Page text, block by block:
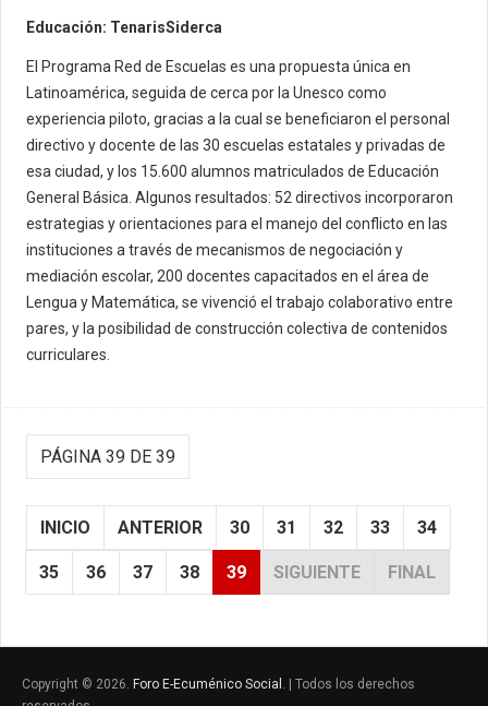
Educación: TenarisSiderca
El Programa Red de Escuelas es una propuesta única en
Latinoamérica, seguida de cerca por la Unesco como
experiencia piloto, gracias a la cual se beneficiaron el personal
directivo y docente de las 30 escuelas estatales y privadas de
esa ciudad, y los 15.600 alumnos matriculados de Educación
General Básica. Algunos resultados: 52 directivos incorporaron
estrategias y orientaciones para el manejo del conflicto en las
instituciones a través de mecanismos de negociación y
mediación escolar, 200 docentes capacitados en el área de
Lengua y Matemática, se vivenció el trabajo colaborativo entre
pares, y la posibilidad de construcción colectiva de contenidos
curriculares.
PÁGINA 39 DE 39
INICIO ANTERIOR 30 31 32 33 34
35 36 37 38 39 SIGUIENTE FINAL
Copyright © 2026. Foro E-Ecuménico Social . | Todos los derechos